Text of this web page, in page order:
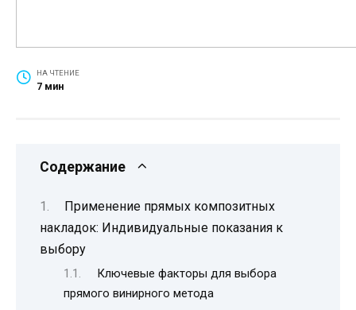
НА ЧТЕНИЕ
7 мин
Содержание
Применение прямых композитных
накладок: Индивидуальные показания к
выбору
Ключевые факторы для выбора
прямого винирного метода